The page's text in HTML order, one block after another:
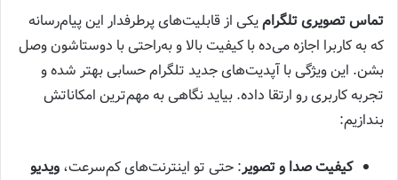
تماس تصویری تلگرامیکی از قابلیت‌های پرطرفدار این پیام‌رسانه
که به کاربرا اجازه می‌ده با کیفیت بالا و به‌راحتی با دوستاشون وصل
بشن. این ویژگی با آپدیت‌های جدید تلگرام حسابی بهتر شده و
تجربه کاربری رو ارتقا داده. بیاید نگاهی به مهم‌ترین امکاناتش
بندازیم:
کیفیت صدا و تصویر: حتی تو اینترنت‌های کم‌سرعت، ویدیو